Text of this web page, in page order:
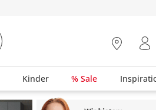
Kinder % Sale